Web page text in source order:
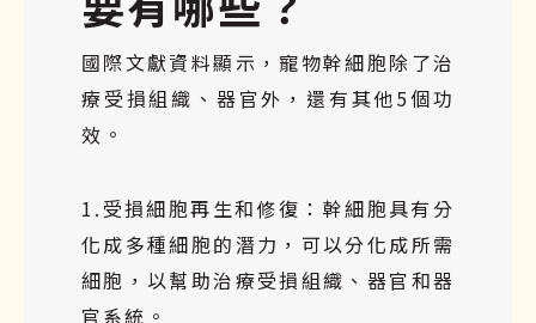
國際文獻資料顯示，寵物幹細胞除了治
療受損組織、器官外，還有其他5個功
效。
1.受損細胞再生和修復：幹細胞具有分
化成多種細胞的潛力，可以分化成所需
細胞，以幫助治療受損組織、器官和器
官系統。